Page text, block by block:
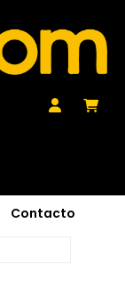
Contacto